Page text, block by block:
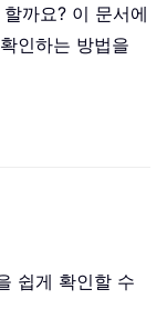
까요? 이 문서에
인하는 방법을
쉽게 확인할 수